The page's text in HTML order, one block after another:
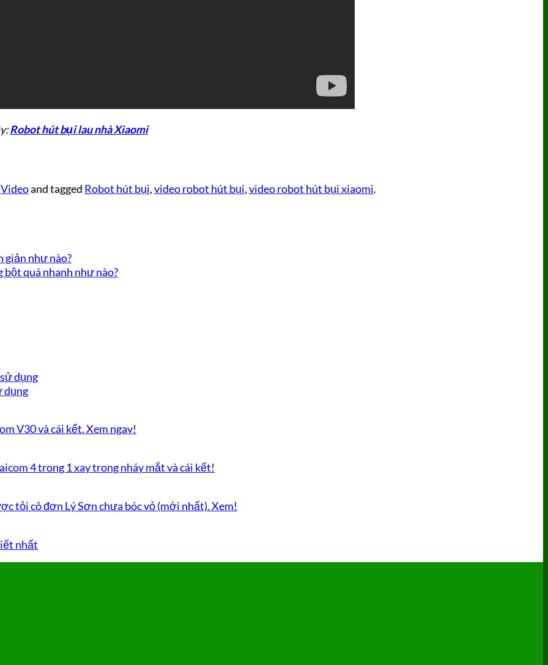
Robot hút bụi lau nhà Xiaomi
Videoand tagged Robot hút bụi,video robot hút bụi,video robot hút bụi xiaomi.
giản như nào?
quá nhanh như nào?
dụng
V30 và cái kết. Xem ngay!
4 trong 1 xay trong nháy mắt và cái kết!
tỏi cô đơn Lý Sơn chưa bóc vỏ (mới nhất). Xem!
nhất